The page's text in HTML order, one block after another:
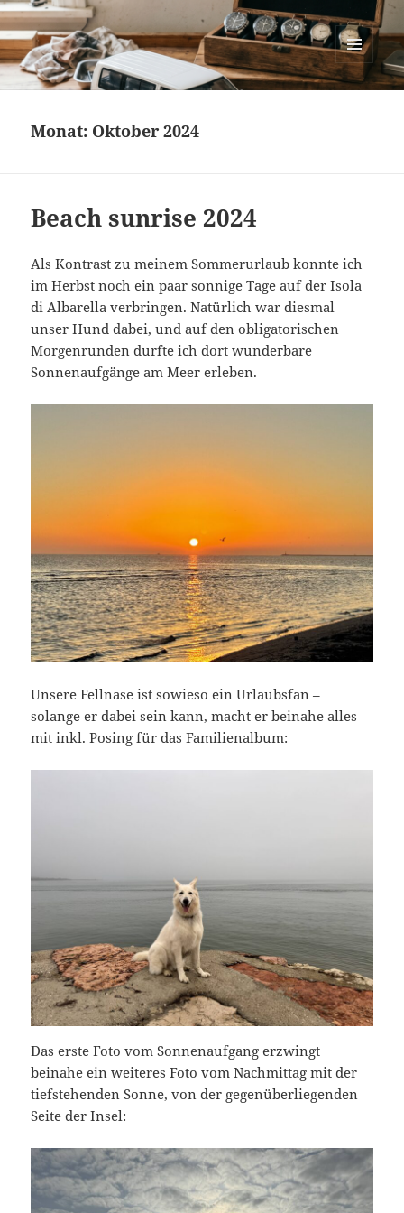
cartastrophy.at
MENÜ
UND
Monat: Oktober 2024
Beach sunrise 2024
Als Kontrast zu meinem Sommerurlaub konnte ich
im Herbst noch ein paar sonnige Tage auf der Isola
di Albarella verbringen. Natürlich war diesmal
unser Hund dabei, und auf den obligatorischen
Morgenrunden durfte ich dort wunderbare
Sonnenaufgänge am Meer erleben.
Unsere Fellnase ist sowieso ein Urlaubsfan –
solange er dabei sein kann, macht er beinahe alles
mit inkl. Posing für das Familienalbum:
Das erste Foto vom Sonnenaufgang erzwingt
beinahe ein weiteres Foto vom Nachmittag mit der
tiefstehenden Sonne, von der gegenüberliegenden
Seite der Insel: